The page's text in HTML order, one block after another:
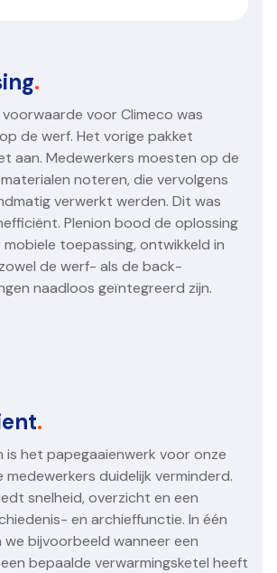
.
voorwaarde voor Climeco was
de werf. Het vorige pakket
aan. Medewerkers moesten op de
noteren, die vervolgens
verwerkt werden. Dit was
Plenion bood de oplossing
toepassing, ontwikkeld in
de werf- als de back-
naadloos geïntegreerd zijn.
.
is het papegaaienwerk voor onze
duidelijk verminderd.
snelheid, overzicht en een
en archieffunctie. In één
bijvoorbeeld wanneer een
bepaalde verwarmingsketel heeft